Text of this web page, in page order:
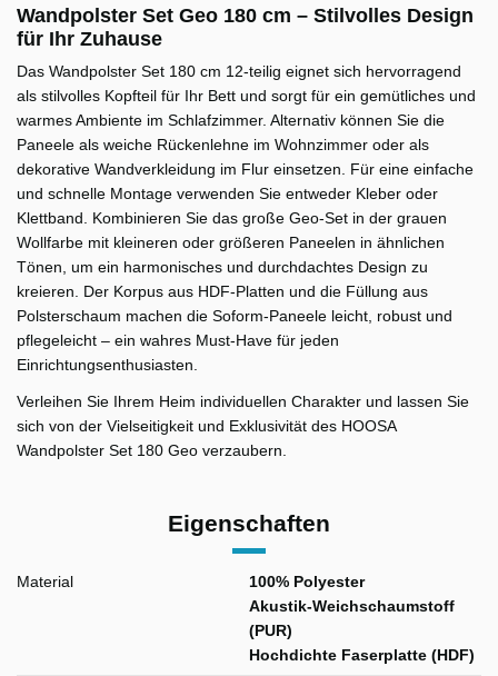
Wandpolster Set Geo 180 cm – Stilvolles Design
für Ihr Zuhause
Das Wandpolster Set 180 cm 12-teilig eignet sich hervorragend
als stilvolles Kopfteil für Ihr Bett und sorgt für ein gemütliches und
warmes Ambiente im Schlafzimmer. Alternativ können Sie die
Paneele als weiche Rückenlehne im Wohnzimmer oder als
dekorative Wandverkleidung im Flur einsetzen. Für eine einfache
und schnelle Montage verwenden Sie entweder Kleber oder
Klettband. Kombinieren Sie das große Geo-Set in der grauen
Wollfarbe mit kleineren oder größeren Paneelen in ähnlichen
Tönen, um ein harmonisches und durchdachtes Design zu
kreieren. Der Korpus aus HDF-Platten und die Füllung aus
Polsterschaum machen die Soform-Paneele leicht, robust und
pflegeleicht – ein wahres Must-Have für jeden
Einrichtungsenthusiasten.
Verleihen Sie Ihrem Heim individuellen Charakter und lassen Sie
sich von der Vielseitigkeit und Exklusivität des HOOSA
Wandpolster Set 180 Geo verzaubern.
Eigenschaften
Material
100% Polyester
Akustik-Weichschaumstoff
(PUR)
Hochdichte Faserplatte (HDF)